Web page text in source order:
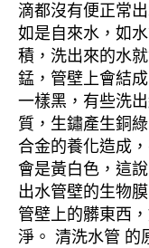
滴都沒有便正常出
如是自來水，如
積，洗出來的水
錳，管壁上會結
一樣黑，有些洗
質，生鏽產生銅
合金的養化造成
會是黃白色，這
出水管壁的生物膜
管壁上的髒東西
淨。 清洗水管 的